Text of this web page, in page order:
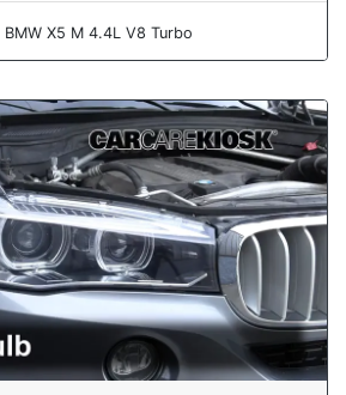
BMW X5 M 4.4L V8 Turbo